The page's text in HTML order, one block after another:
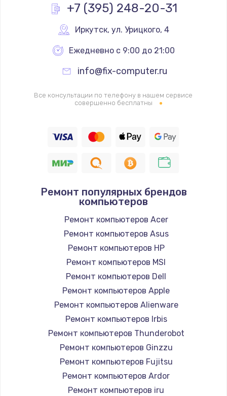
Заказать
350 руб.
Заказать
Настройка программного обеспечения
3300 руб.
Прошивка устройства (без сохранения данных)
550 руб.
Заказать
Замена лотка Flash
750 руб.
Заказать
Замена лотка SIM
790 руб.
Заказать
Замена северного моста
2300 руб.
+7 (395) 248-20-31
Иркутск, ул. Урицкого, 4
Ежедневно с 9:00 до 21:00
info@fix-computer.ru
Все консультации по телефону в нашем сервисе
совершенно бесплатны
Ремонт популярных брендов
компьютеров
Ремонт компьютеров Acer
Ремонт компьютеров Asus
Ремонт компьютеров HP
Ремонт компьютеров MSI
Ремонт компьютеров Dell
Ремонт компьютеров Apple
Ремонт компьютеров Alienware
Ремонт компьютеров Irbis
Ремонт компьютеров Thunderobot
Ремонт компьютеров Ginzzu
Ремонт компьютеров Fujitsu
Ремонт компьютеров Ardor
Ремонт компьютеров iru